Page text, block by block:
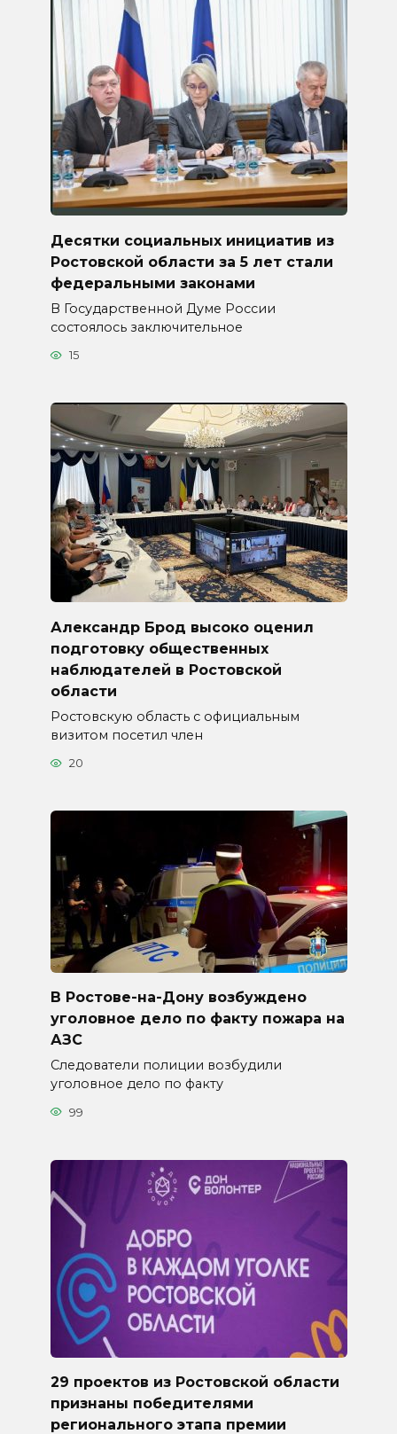
Десятки социальных инициатив из
Ростовской области за 5 лет стали
федеральными законами
В Государственной Думе России
состоялось заключительное
15
Александр Брод высоко оценил
подготовку общественных
наблюдателей в Ростовской
области
Ростовскую область с официальным
визитом посетил член
20
В Ростове-на-Дону возбуждено
уголовное дело по факту пожара на
АЗС
Следователи полиции возбудили
уголовное дело по факту
99
29 проектов из Ростовской области
признаны победителями
регионального этапа премии